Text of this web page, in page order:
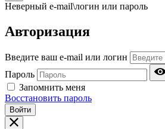
Неверный e-mail\логин или пароль
Авторизация
Введите ваш e-mail или логин
Пароль
Запомнить меня
Восстановить пароль
Войти